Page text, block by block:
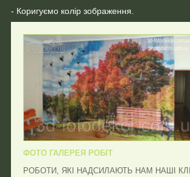
- Коригуємо колір зображення.
ФОТО ГАЛЕРЕЯ РОБІТ
РОБОТИ, ЯКІ НАДСИЛАЮТЬ НАМ НАШІ